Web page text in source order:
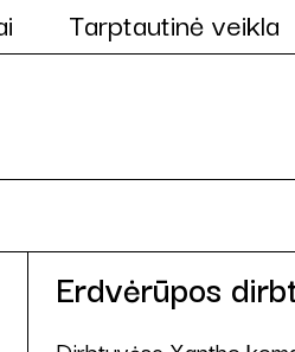
Tarptautinė veikla
Erdvėrūpos